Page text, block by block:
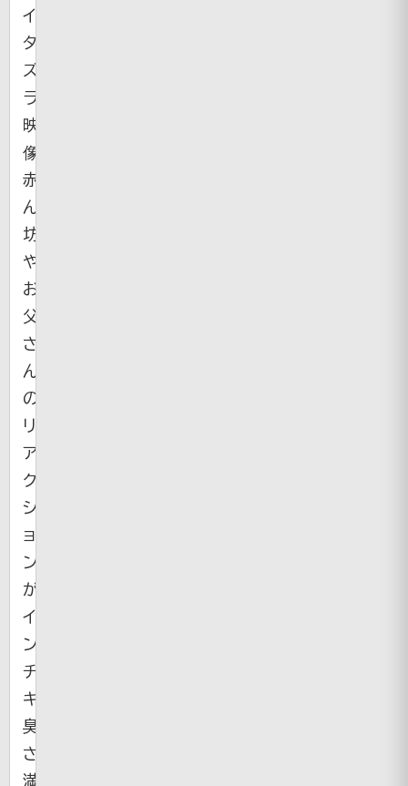
イ
タ
ズ
ラ
映
像。
赤
ん
坊
や
お
父
さ
ん
の
リ
ア
ク
シ
ョ
ン
が
イ
ン
チ
キ
臭
さ
満